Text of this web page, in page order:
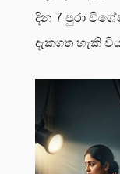
දින 7 පුරා
දැකගත හැකි